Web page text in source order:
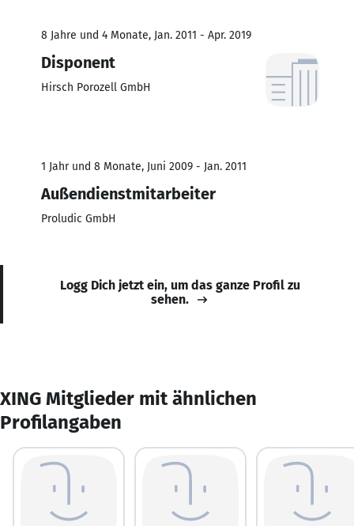
8 Jahre und 4 Monate, Jan. 2011 - Apr. 2019
Disponent
Hirsch Porozell GmbH
1 Jahr und 8 Monate, Juni 2009 - Jan. 2011
Außendienstmitarbeiter
Proludic GmbH
Logg Dich jetzt ein, um das ganze Profil zu
sehen.
XING Mitglieder mit ähnlichen
Profilangaben